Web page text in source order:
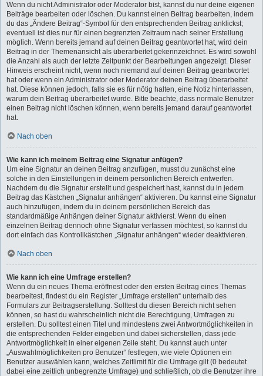
Wenn du nicht Administrator oder Moderator bist, kannst du nur deine eigenen
Beiträge bearbeiten oder löschen. Du kannst einen Beitrag bearbeiten, indem
du das „Ändere Beitrag“-Symbol für den entsprechenden Beitrag anklickst;
eventuell ist dies nur für einen begrenzten Zeitraum nach seiner Erstellung
möglich. Wenn bereits jemand auf deinen Beitrag geantwortet hat, wird dein
Beitrag in der Themenansicht als überarbeitet gekennzeichnet. Es wird sowohl
die Anzahl als auch der letzte Zeitpunkt der Bearbeitungen angezeigt. Dieser
Hinweis erscheint nicht, wenn noch niemand auf deinen Beitrag geantwortet
hat oder wenn ein Administrator oder Moderator deinen Beitrag überarbeitet
hat. Diese können jedoch, falls sie es für nötig halten, eine Notiz hinterlassen,
warum dein Beitrag überarbeitet wurde. Bitte beachte, dass normale Benutzer
einen Beitrag nicht löschen können, wenn bereits jemand darauf geantwortet
hat.
Nach oben
Wie kann ich meinem Beitrag eine Signatur anfügen?
Um eine Signatur an deinen Beitrag anzufügen, musst du zunächst eine
solche in den Einstellungen in deinem persönlichen Bereich entwerfen.
Nachdem du die Signatur erstellt und gespeichert hast, kannst du in jedem
Beitrag das Kästchen „Signatur anhängen“ aktivieren. Du kannst eine Signatur
auch hinzufügen, indem du in deinem persönlichen Bereich das
standardmäßige Anhängen deiner Signatur aktivierst. Wenn du einen
einzelnen Beitrag dennoch ohne Signatur verfassen möchtest, so kannst du
dort einfach das Kontrollkästchen „Signatur anhängen“ wieder deaktivieren.
Nach oben
Wie kann ich eine Umfrage erstellen?
Wenn du ein neues Thema eröffnest oder den ersten Beitrag eines Themas
bearbeitest, findest du ein Register „Umfrage erstellen“ unterhalb des
Formulars zur Beitragserstellung. Solltest du diesen Bereich nicht sehen
können, so hast du wahrscheinlich nicht die Berechtigung, Umfragen zu
erstellen. Du solltest einen Titel und mindestens zwei Antwortmöglichkeiten in
die entsprechenden Felder eingeben und dabei sicherstellen, dass jede
Antwortmöglichkeit in einer eigenen Zeile steht. Du kannst auch unter
„Auswahlmöglichkeiten pro Benutzer“ festlegen, wie viele Optionen ein
Benutzer auswählen kann, welches Zeitlimit für die Umfrage gilt (0 bedeutet
dabei eine zeitlich unbegrenzte Umfrage) und schließlich, ob die Benutzer ihre